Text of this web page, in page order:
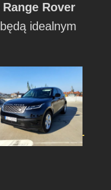
Range Rover
będą idealnym